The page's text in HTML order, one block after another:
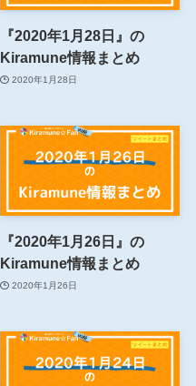
『2020年1月28日』の
Kiramune情報まとめ
2020年1月28日
『2020年1月26日』の
Kiramune情報まとめ
2020年1月26日